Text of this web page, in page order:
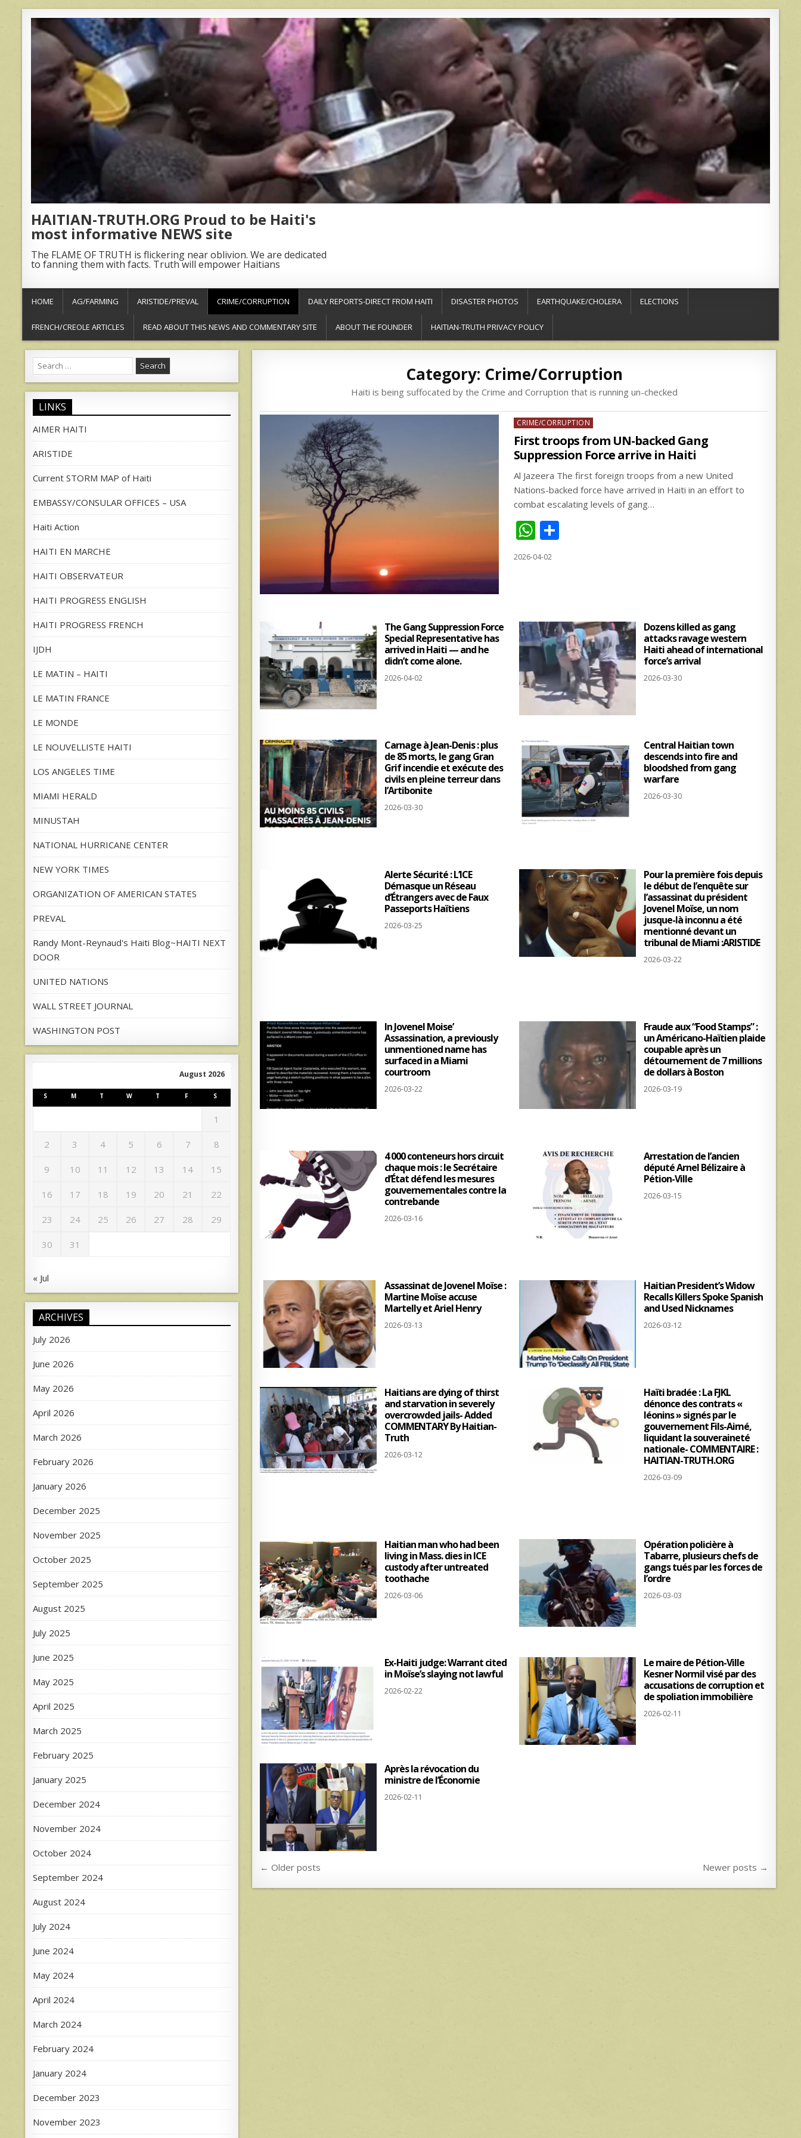
HAITIAN-TRUTH.ORG Proud to be Haiti's
most informative NEWS site
The FLAME OF TRUTH is flickering near oblivion. We are dedicated
to fanning them with facts. Truth will empower Haitians
HOME AG/FARMING ARISTIDE/PREVAL CRIME/CORRUPTION DAILY REPORTS-DIRECT FROM HAITI DISASTER PHOTOS EARTHQUAKE/CHOLERA ELECTIONS
FRENCH/CREOLE ARTICLES READ ABOUT THIS NEWS AND COMMENTARY SITE ABOUT THE FOUNDER HAITIAN-TRUTH PRIVACY POLICY
Category: Crime/Corruption
Haiti is being suffocated by the Crime and Corruption that is running un-checked
Posted
in
CRIME/CORRUPTION
First troops from UN-backed Gang
Suppression Force arrive in Haiti
Al Jazeera The first foreign troops from a new United
Nations-backed force have arrived in Haiti in an effort to
combat escalating levels of gang…
W
h
at
p
p
2026-04-02
The Gang Suppression Force
Special Representative has
arrived in Haiti — and he
didn’t come alone.
2026-04-02
Dozens killed as gang
attacks ravage western
Haiti ahead of international
force’s arrival
2026-03-30
Carnage à Jean-Denis : plus
de 85 morts, le gang Gran
Grif incendie et exécute des
civils en pleine terreur dans
l’Artibonite
2026-03-30
Central Haitian town
descends into fire and
bloodshed from gang
warfare
2026-03-30
Alerte Sécurité : L’ICE
Démasque un Réseau
d’Étrangers avec de Faux
Passeports Haïtiens
2026-03-25
Pour la première fois depuis
le début de l’enquête sur
l’assassinat du président
Jovenel Moïse, un nom
jusque-là inconnu a été
mentionné devant un
tribunal de Miami :ARISTIDE
2026-03-22
In Jovenel Moise’
Assassination, a previously
unmentioned name has
surfaced in a Miami
courtroom
2026-03-22
Fraude aux “Food Stamps” :
un Américano-Haïtien plaide
coupable après un
détournement de 7 millions
de dollars à Boston
2026-03-19
4 000 conteneurs hors circuit
chaque mois : le Secrétaire
d’État défend les mesures
gouvernementales contre la
contrebande
2026-03-16
Arrestation de l’ancien
député Arnel Bélizaire à
Pétion-Ville
2026-03-15
Assassinat de Jovenel Moïse :
Martine Moïse accuse
Martelly et Ariel Henry
2026-03-13
Haitian President’s Widow
Recalls Killers Spoke Spanish
and Used Nicknames
2026-03-12
Haitians are dying of thirst
and starvation in severely
overcrowded jails- Added
COMMENTARY By Haitian-
Truth
2026-03-12
Haïti bradée : La FJKL
dénonce des contrats «
léonins » signés par le
gouvernement Fils-Aimé,
liquidant la souveraineté
nationale- COMMENTAIRE :
HAITIAN-TRUTH.ORG
2026-03-09
Haitian man who had been
living in Mass. dies in ICE
custody after untreated
toothache
2026-03-06
Opération policière à
Tabarre, plusieurs chefs de
gangs tués par les forces de
l’ordre
2026-03-03
Ex-Haiti judge: Warrant cited
in Moïse’s slaying not lawful
2026-02-22
Le maire de Pétion-Ville
Kesner Normil visé par des
accusations de corruption et
de spoliation immobilière
2026-02-11
Après la révocation du
ministre de l’Économie
2026-02-11
Posts
navigation
← Older posts Newer posts →
Search
for:
LINKS
AIMER HAITI
ARISTIDE
Current STORM MAP of Haiti
EMBASSY/CONSULAR OFFICES – USA
Haiti Action
HAITI EN MARCHE
HAITI OBSERVATEUR
HAITI PROGRESS ENGLISH
HAITI PROGRESS FRENCH
IJDH
LE MATIN – HAITI
LE MATIN FRANCE
LE MONDE
LE NOUVELLISTE HAITI
LOS ANGELES TIME
MIAMI HERALD
MINUSTAH
NATIONAL HURRICANE CENTER
NEW YORK TIMES
ORGANIZATION OF AMERICAN STATES
PREVAL
Randy Mont-Reynaud's Haiti Blog~HAITI NEXT
DOOR
UNITED NATIONS
WALL STREET JOURNAL
WASHINGTON POST
August 2026
S M T W T F S
1
2 3 4 5 6 7 8
9 10 11 12 13 14 15
16 17 18 19 20 21 22
23 24 25 26 27 28 29
30 31
« Jul
ARCHIVES
July 2026
June 2026
May 2026
April 2026
March 2026
February 2026
January 2026
December 2025
November 2025
October 2025
September 2025
August 2025
July 2025
June 2025
May 2025
April 2025
March 2025
February 2025
January 2025
December 2024
November 2024
October 2024
September 2024
August 2024
July 2024
June 2024
May 2024
April 2024
March 2024
February 2024
January 2024
December 2023
November 2023